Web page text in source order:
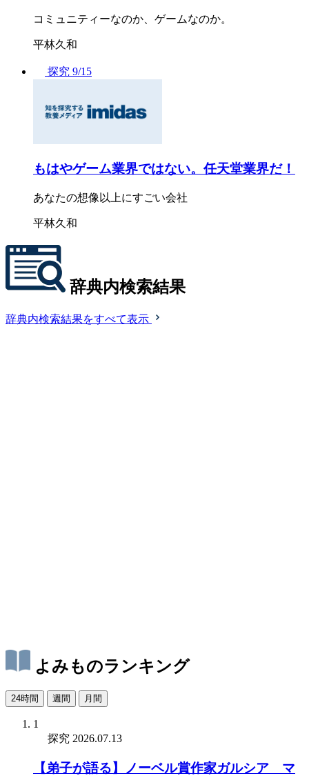
コミュニティーなのか、ゲームなのか。
平林久和
探究 9/15
もはやゲーム業界ではない。任天堂業界だ！
あなたの想像以上にすごい会社
平林久和
辞典内検索結果
辞典内検索結果をすべて表示
よみものランキング
24時間 週間 月間
1
探究 2026.07.13
【弟子が語る】ノーベル賞作家ガルシア゠マ